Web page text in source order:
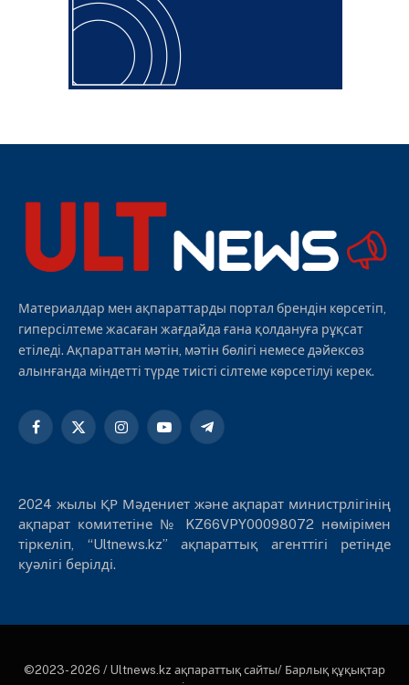
Материалдар мен ақпараттарды портал брендін көрсетіп,
гиперсілтеме жасаған жағдайда ғана қолдануға рұқсат
етіледі. Ақпараттан мәтін, мәтін бөлігі немесе дәйексөз
алынғанда міндетті түрде тиісті сілтеме көрсетілуі керек.
Facebook
X
InstagramYouTubeTelegram
2024 жылы ҚР Мәдениет және ақпарат министрлігінің
ақпарат комитетіне № KZ66VPY00098072 нөмірімен
тіркеліп, “Ultnews.kz” ақпараттық агенттігі ретінде
куәлігі берілді.
©2023- 2026 / Ultnews.kz ақпараттық сайты/ Барлық құқықтар